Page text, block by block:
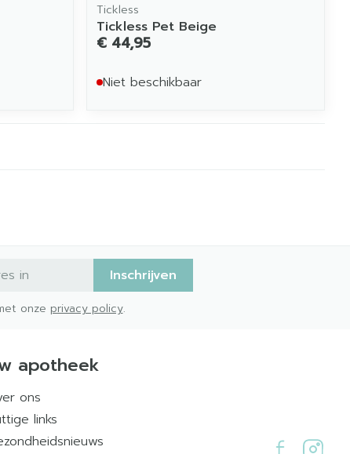
Tickless
Tickless Pet Beige
€ 44,95
Niet beschikbaar
Inschrijven
onze privacy policy.
apotheek
ons
links